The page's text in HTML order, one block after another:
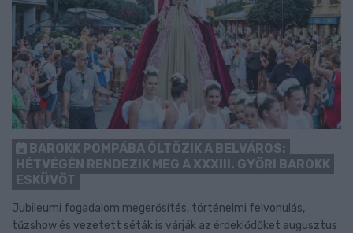
BAROKK POMPÁBA ÖLTÖZIK A BELVÁROS:
HÉTVÉGÉN RENDEZIK MEG A XXXIII. GYŐRI BAROKK
ESKÜVŐT
Jubileumi fogadalom megerősítés, történelmi felvonulás,
tűzshow és vezetett séták is várják az érdeklődőket augusztus